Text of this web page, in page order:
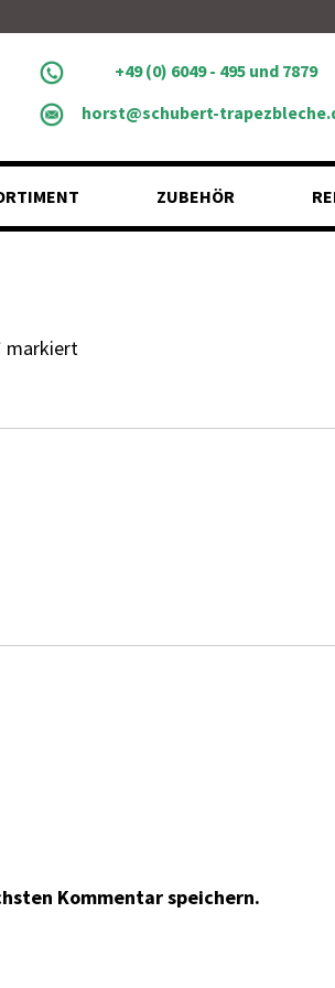
+49 (0) 6049 - 495 und 7879
horst@schubert-
ZUBEHÖR
markiert
Kommentar speichern.